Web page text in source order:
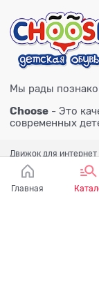
Мы рады
Choose - Это
современных
Движок для интернет
Главная